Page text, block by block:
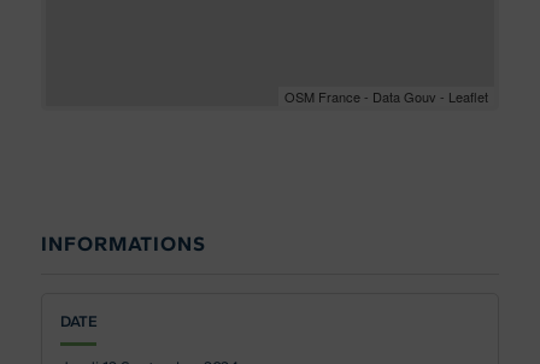
OSM France - Data Gouv - Leaflet
INFORMATIONS
DATE